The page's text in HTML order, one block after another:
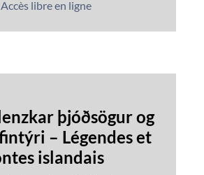
Accès libre en ligne
þjóðsögur og
– Légendes et
islandais